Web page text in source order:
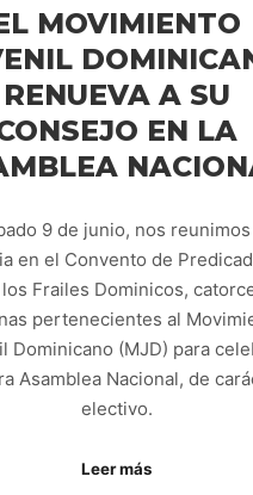
MOVIMIENTO
RENUEVA A SU
EN LA
9 de junio, nos
en el Convento de
Frailes Dominicos,
pertenecientes al
Dominicano (MJD) para
Asamblea Nacional, de
electivo.
Leer más